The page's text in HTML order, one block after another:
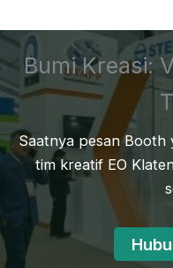
Bumi Kreasi:
Saatnya pesan Booth
tim kreatif EO